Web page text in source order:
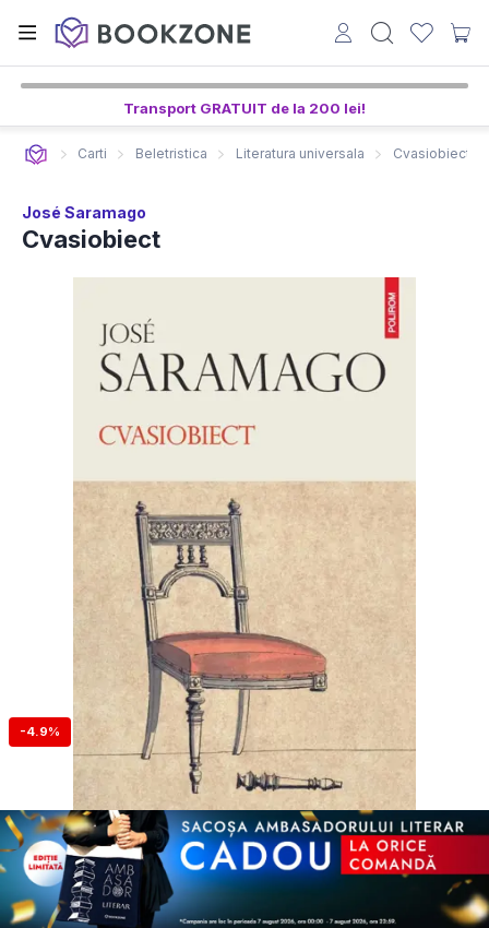
Transport GRATUIT de la 200 lei!
Carti Beletristica Literatura universala Cvasiobiect
José Saramago
Cvasiobiect
-4.9%